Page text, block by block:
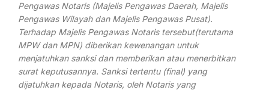
Pengawas Notaris (Majelis Pengawas Daerah, Majelis
Pengawas Wilayah dan Majelis Pengawas Pusat).
Terhadap Majelis Pengawas Notaris tersebut(terutama
MPW dan MPN) diberikan kewenangan untuk
menjatuhkan sanksi dan memberikan atau menerbitkan
surat keputusannya. Sanksi tertentu (final) yang
dijatuhkan kepada Notaris, oleh Notaris yang